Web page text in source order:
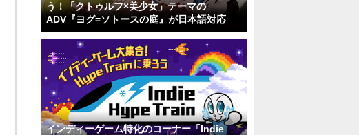
う！「クトゥルフ×美少女」テーマの
ADV『ヨグ=ソトースの庭』が日本語対応
インディーゲーム特化のコーナー「Indie